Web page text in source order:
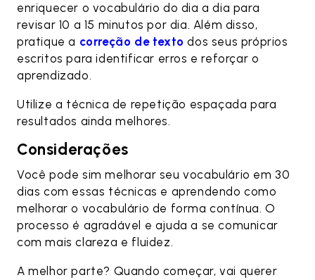
enriquecer o vocabulário do dia a dia para
revisar 10 a 15 minutos por dia. Além disso,
pratique a correção de texto dos seus próprios
escritos para identificar erros e reforçar o
aprendizado.
Utilize a técnica de repetição espaçada para
resultados ainda melhores.
Considerações
Você pode sim melhorar seu vocabulário em 30
dias com essas técnicas e aprendendo como
melhorar o vocabulário de forma contínua. O
processo é agradável e ajuda a se comunicar
com mais clareza e fluidez.
A melhor parte? Quando começar, vai querer